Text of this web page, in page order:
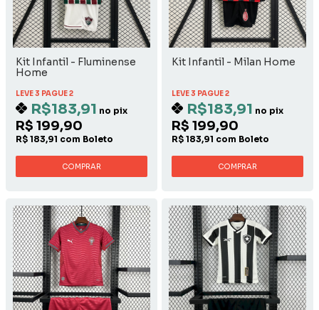
Kit Infantil - Fluminense
Home
LEVE 3 PAGUE 2
R$183,91 no pix
R$ 199,90
R$ 183,91 com Boleto
COMPRAR
Kit Infantil - Milan Home
LEVE 3 PAGUE 2
R$183,91 no pix
R$ 199,90
R$ 183,91 com Boleto
COMPRAR